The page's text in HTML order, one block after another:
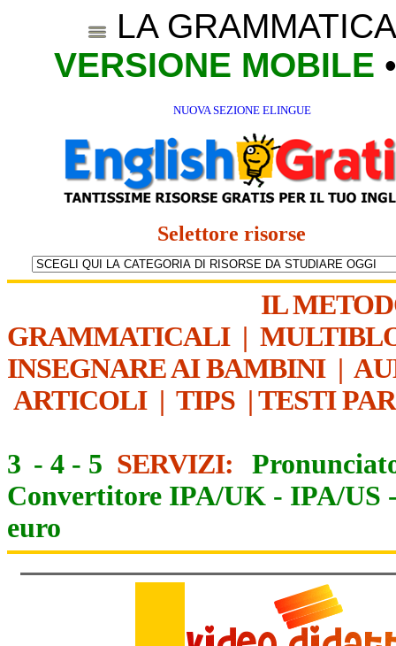
LA
VERSIONE MOBILE
NUOVA SEZIONE ELINGUE
Selettore risorse
IL
GRAMMATICALI|
INSEGNARE AI BAMBINI|
ARTICOLI| TIPS | TESTI
3 - 4 - 5 SERVIZI:
Convertitore IPA/UK - IPA/US
euro